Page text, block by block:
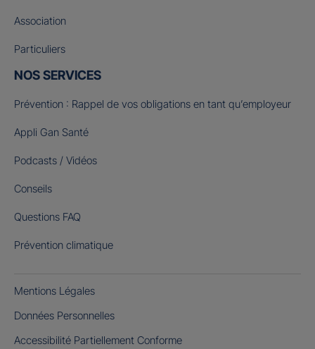
Association
Particuliers
NOS SERVICES
Prévention : Rappel de vos obligations en tant qu’employeur
Appli Gan Santé
Podcasts / Vidéos
Conseils
Questions FAQ
Prévention climatique
Mentions Légales
Données Personnelles
Accessibilité Partiellement Conforme